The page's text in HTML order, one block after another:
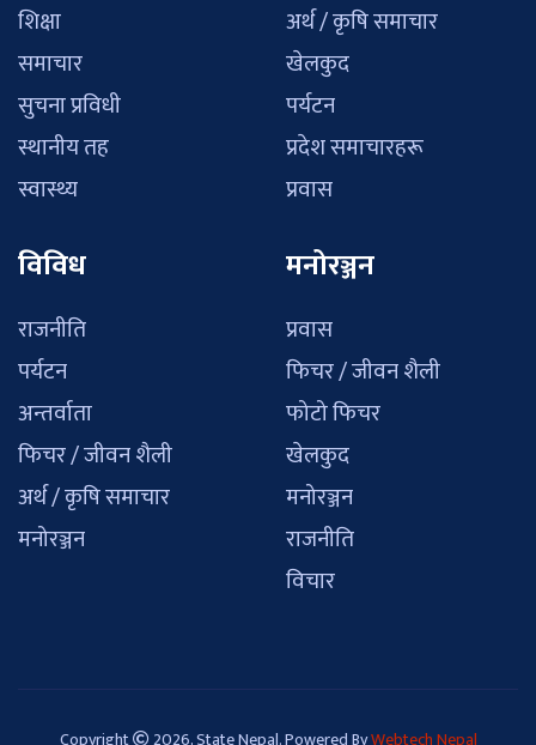
शिक्षा
समाचार
सुचना प्रविधी
स्थानीय तह
स्वास्थ्य
अर्थ / कृषि समाचार
खेलकुद
पर्यटन
प्रदेश समाचारहरू
प्रवास
विविध
राजनीति
पर्यटन
अन्तर्वाता
फिचर / जीवन शैली
अर्थ / कृषि समाचार
मनोरञ्जन
मनोरञ्जन
प्रवास
फिचर / जीवन शैली
फोटो फिचर
खेलकुद
मनोरञ्जन
राजनीति
विचार